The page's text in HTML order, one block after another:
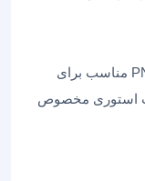
کاور هایلایت لوازم آرایشی با عکس‌های PNG مناسب برای
استوری مخصوص